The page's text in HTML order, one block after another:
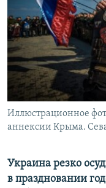
ПОБЕДИТЕЛЕЙ НЕ
УКРАИНСКАЯ
ПРИСОЕДИНЯЙТЕСЬ!
Все сайты RFE/RL
Иллюстрационное
аннексии Крыма.
Украина резко
в праздновании